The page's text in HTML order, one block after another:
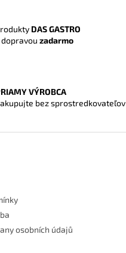
e
p
v
ý
i
DAS GASTRO
dopravou zadarmo
VÝROBCA
bez sprostredkovateľov
osobních údajů